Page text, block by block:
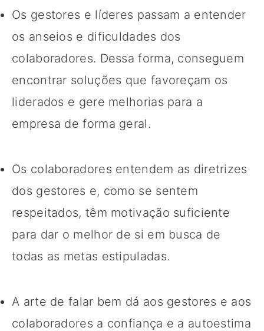
Os gestores e líderes passam a entender
os anseios e dificuldades dos
colaboradores. Dessa forma, conseguem
encontrar soluções que favoreçam os
liderados e gere melhorias para a
empresa de forma geral.
Os colaboradores entendem as diretrizes
dos gestores e, como se sentem
respeitados, têm motivação suficiente
para dar o melhor de si em busca de
todas as metas estipuladas.
A arte de falar bem dá aos gestores e aos
colaboradores a confiança e a autoestima